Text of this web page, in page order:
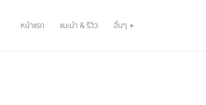
หน้าแรก แนะนำ & รีวิว อื่นๆ